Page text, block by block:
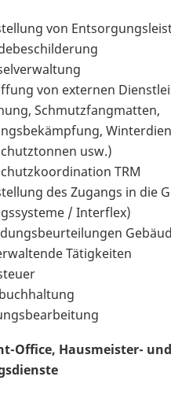
von
von externen
Schmutzfangmatten,
usw.)
TRM
des Zugangs in die
/ Interflex)
Tätigkeiten
Office, Hausmeister- und